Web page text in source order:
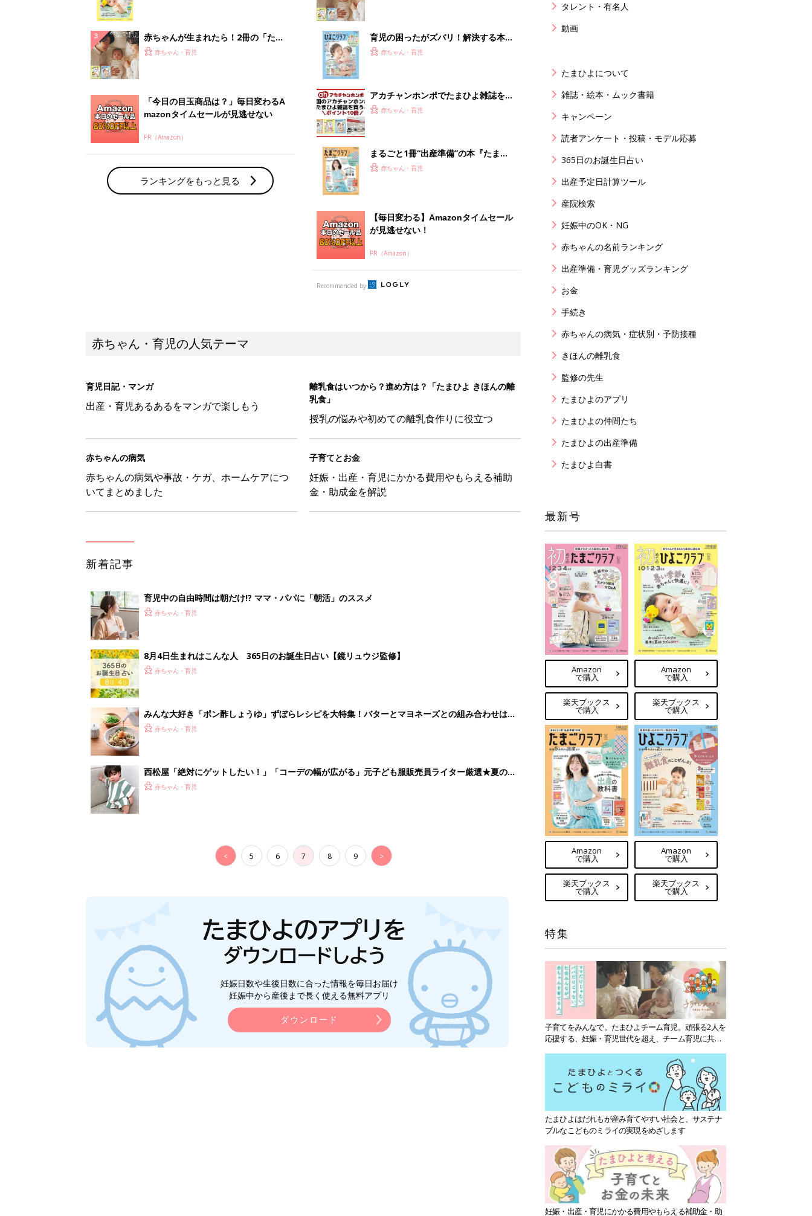
赤ちゃんが生まれたら！2冊の「たま
ひよ」
赤ちゃん・育児
「今日の目玉商品は？」毎日変わるA
mazonタイムセールが見逃せない
PR（Amazon）
ランキングをもっと見る
育児の困ったがズバリ！解決する本
『ひよこクラブ 秋号』 4カ月～2才
赤ちゃん・育児
アカチャンホンポでたまひよ雑誌を買
うとポイント10倍【期間限定】
赤ちゃん・育児
まるごと1冊“出産準備”の本『たまご
クラブ 夏号』〈スペシャル大特集〉
赤ちゃん・育児
【毎日変わる】Amazonタイムセール
が見逃せない！
PR（Amazon）
Recommended by
赤ちゃん・育児の人気テーマ
育児日記・マンガ
出産・育児あるあるをマンガで楽しもう
離乳食はいつから？進め方は？「たまひよ きほんの離
乳食」
授乳の悩みや初めての離乳食作りに役立つ
赤ちゃんの病気
赤ちゃんの病気や事故・ケガ、ホームケアにつ
いてまとめました
子育てとお金
妊娠・出産・育児にかかる費用やもらえる補助
金・助成金を解説
新着記事
育児中の自由時間は朝だけ!? ママ・パパに「朝活」のススメ
赤ちゃん・育児
8月4日生まれはこんな人 365日のお誕生日占い【鏡リュウジ監修】
赤ちゃん・育児
みんな大好き「ポン酢しょうゆ」ずぼらレシピを大特集！バターとマヨネーズとの組み合わせは栄
養学的にも最高⁉
赤ちゃん・育児
西松屋「絶対にゲットしたい！」「コーデの幅が広がる」元子ども服販売員ライター厳選★夏のバ
ズりアイテム5選
赤ちゃん・育児
< 5 6 7 8 9 >
妊娠日数や生後日数に合った情報を毎日お届け
妊娠中から産後まで長く使える無料アプリ
ダウンロード
タレント・有名人
動画
たまひよについて
雑誌・絵本・ムック書籍
キャンペーン
読者アンケート・投稿・モデル応募
365日のお誕生日占い
出産予定日計算ツール
産院検索
妊娠中のOK・NG
赤ちゃんの名前ランキング
出産準備・育児グッズランキング
お金
手続き
赤ちゃんの病気・症状別・予防接種
きほんの離乳食
監修の先生
たまひよのアプリ
たまひよの仲間たち
たまひよの出産準備
たまひよ白書
最新号
Amazon
で購入
楽天ブックス
で購入
Amazon
で購入
楽天ブックス
で購入
Amazon
で購入
楽天ブックス
で購入
Amazon
で購入
楽天ブックス
で購入
特集
子育てをみんなで。たまひよチーム育児。頑張る2人を
応援する、妊娠・育児世代を超え、チーム育児に共感
たまひよはだれもが産み育てやすい社会と、サステナ
ブルなこどものミライの実現をめざします
妊娠・出産・育児にかかる費用やもらえる補助金・助